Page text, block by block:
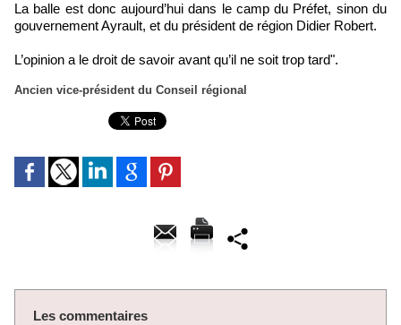
La balle est donc aujourd’hui dans le camp du Préfet, sinon du
gouvernement Ayrault, et du président de région Didier Robert.
L’opinion a le droit de savoir avant qu’il ne soit trop tard".
Ancien vice-président du Conseil régional
Les commentaires